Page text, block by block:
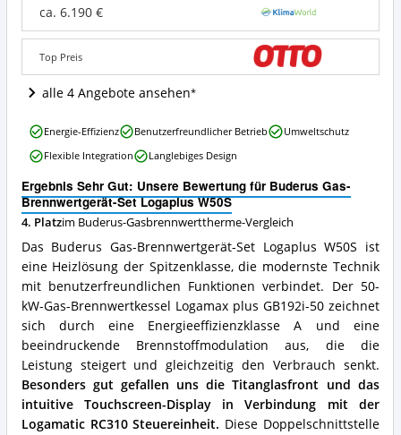
Logaplus
W50S
Angebote:
Wo
ist
diese
Gasbrennwerttherme
erhältlich?
ca. 6.190 €
Top Preis
alle 4 Angebote ansehen
Ergebnis Sehr Gut: Unsere Bewertung für Buderus Gas-
Brennwertgerät-Set Logaplus W50S
4. Platzim Buderus-Gasbrennwerttherme-Vergleich
Das Buderus Gas-Brennwertgerät-Set Logaplus W50S ist
eine Heizlösung der Spitzenklasse, die modernste Technik
mit benutzerfreundlichen Funktionen verbindet. Der 50-
kW-Gas-Brennwertkessel Logamax plus GB192i-50 zeichnet
sich durch eine Energieeffizienzklasse A und eine
beeindruckende Brennstoffmodulation aus, die die
Leistung steigert und gleichzeitig den Verbrauch senkt.
Besonders gut gefallen uns die Titanglasfront und das
intuitive Touchscreen-Display in Verbindung mit der
Logamatic RC310 Steuereinheit. Diese Doppelschnittstelle
Buderus
Gas-
Brennwertgerät-
Logaplus
W50S
Vorteile:
Was
spricht
für
diese
Buderus-
Gasbrennwerttherme?
Energie-Effizienz Benutzerfreundlicher Betrieb
Umweltschutz
Flexible Integration
Langlebiges Design